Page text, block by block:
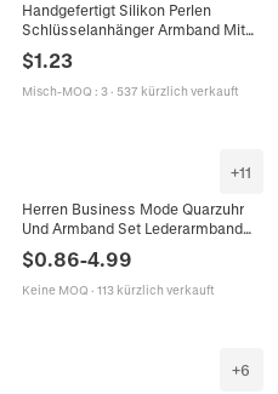
Handgefertigt Silikon Perlen
Schlüsselanhänger Armband Mit
Hochlandkuh Hirsch Tier Anhänger
Leder Quaste Armreif Damen
Schmuck
$1.23
Misch-MOQ : 3· 537 kürzlich verkauft
+11
Herren Business Mode Quarzuhr
Und Armband Set Lederarmband
Geschenkbox Set Mit Geldbörse
Armband
$0.86-4.99
Keine MOQ · 113 kürzlich verkauft
+6